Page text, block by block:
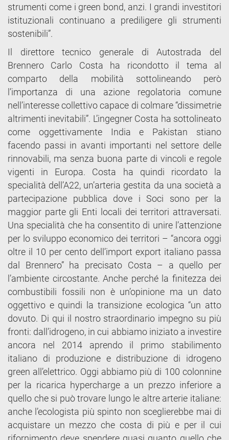
strumenti come i green bond, anzi. I grandi investitori
istituzionali continuano a prediligere gli strumenti
sostenibili”.
Il direttore tecnico generale di Autostrada del
Brennero Carlo Costa ha ricondotto il tema al
comparto della mobilità sottolineando però
l’importanza di una azione regolatoria comune
nell’interesse collettivo capace di colmare “dissimetrie
altrimenti inevitabili”. L’ingegner Costa ha sottolineato
come oggettivamente India e Pakistan stiano
facendo passi in avanti importanti nel settore delle
rinnovabili, ma senza buona parte di vincoli e regole
vigenti in Europa. Costa ha quindi ricordato la
specialità dell’A22, un’arteria gestita da una società a
partecipazione pubblica dove i Soci sono per la
maggior parte gli Enti locali dei territori attraversati.
Una specialità che ha consentito di unire l’attenzione
per lo sviluppo economico dei territori – “ancora oggi
oltre il 10 per cento dell’import export italiano passa
dal Brennero” ha precisato Costa – a quello per
l’ambiente circostante. Anche perché la finitezza dei
combustibili fossili non è un’opinione ma un dato
oggettivo e quindi la transizione ecologica “un atto
dovuto. Di qui il nostro straordinario impegno su più
fronti: dall’idrogeno, in cui abbiamo iniziato a investire
ancora nel 2014 aprendo il primo stabilimento
italiano di produzione e distribuzione di idrogeno
green all’elettrico. Oggi abbiamo più di 100 colonnine
per la ricarica hypercharge a un prezzo inferiore a
quello che si può trovare lungo le altre arterie italiane:
anche l’ecologista più spinto non sceglierebbe mai di
acquistare un mezzo che costa di più e per il cui